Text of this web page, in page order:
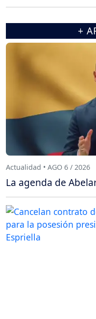
+
Actualidad • AGO 6 / 2026
La agenda de